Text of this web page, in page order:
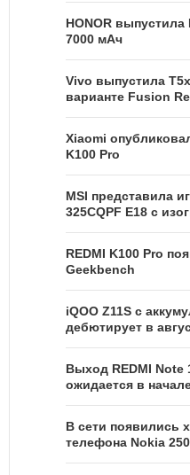
HONOR выпустила
7000 мАч
Vivo выпустила
варианте Fusion
Xiaomi
K100 Pro
MSI представила
325CQPF E18 с
REDMI K100 Pro
Geekbench
iQOO Z11S с
дебютирует в
Выход REDMI Note
ожидается в
В сети появились
телефона Nokia